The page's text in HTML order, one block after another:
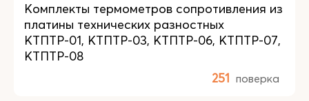
Комплекты термометров сопротивления из
платины технических разностных
КТПТР-01, КТПТР-03, КТПТР-06, КТПТР-07,
КТПТР-08
251 поверка